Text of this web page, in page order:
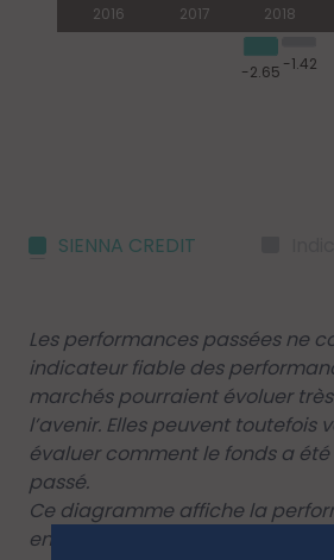
SIENNA CREDIT
Les performances passées ne
indicateur fiable des
marchés pourraient évoluer
l’avenir. Elles peuvent toutefois
évaluer comment le fonds a
passé.
Ce diagramme affiche la
en pourcentage de perte ou de